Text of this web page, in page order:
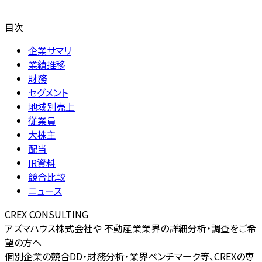
目次
企業サマリ
業績推移
財務
セグメント
地域別売上
従業員
大株主
配当
IR資料
競合比較
ニュース
CREX CONSULTING
アズマハウス株式会社や 不動産業業界の詳細分析・調査をご希
望の方へ
個別企業の競合DD・財務分析・業界ベンチマーク等、CREXの専